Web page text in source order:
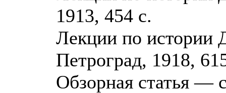
1913, 454 с.
Лекции по истории
Петроград, 1918,
Обзорная статья —